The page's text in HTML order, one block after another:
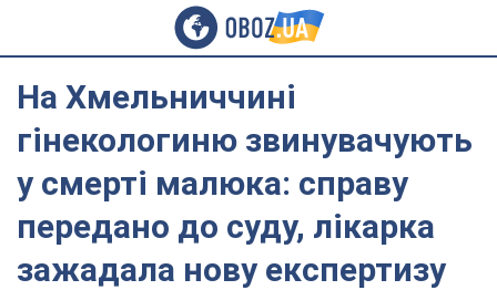
На Хмельниччині
гінекологиню звинувачують
у смерті малюка: справу
передано до суду, лікарка
зажадала нову експертизу